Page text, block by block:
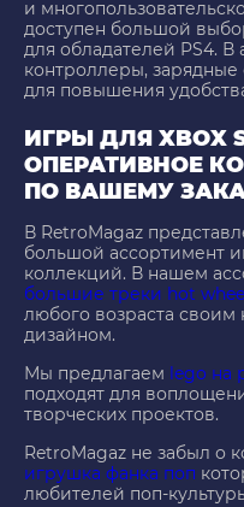
и
доступен большой
для обладателей PS4.
контроллеры, зарядные
для повышения
ИГРЫ ДЛЯ XBOX
ОПЕРАТИВНОЕ
ПО ВАШЕМУ
В RetroMagaz
большой ассортимент
коллекций. В нашем
большие треки hot
любого возраста своим
дизайном.
Мы предлагаем lego на
подходят для
творческих проектов.
RetroMagaz не забыл о
игрушка фанка поп
любителей поп-